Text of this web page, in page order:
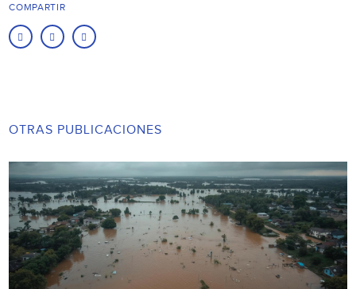
COMPARTIR
OTRAS PUBLICACIONES